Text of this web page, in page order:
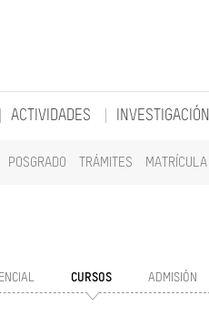
POSGRADO TRÁMITES MATRÍCULA
ACTIVIDADES INVESTIGACIÓN
CURSOS ADMISIÓN